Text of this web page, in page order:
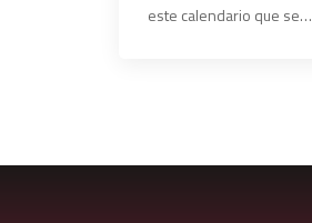
este calendario que se…